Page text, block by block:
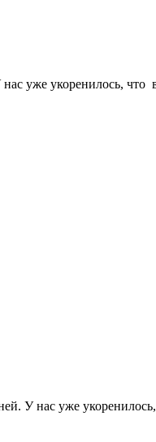
уже укоренилось, что
У нас уже